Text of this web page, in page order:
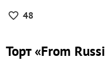
48
Торт «From